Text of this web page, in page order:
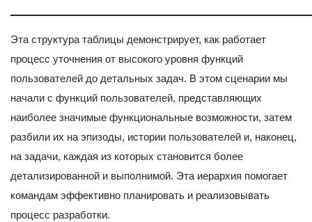
Эта структура таблицы демонстрирует, как работает
процесс уточнения от высокого уровня функций
пользователей до детальных задач. В этом сценарии мы
начали с функций пользователей, представляющих
наиболее значимые функциональные возможности, затем
разбили их на эпизоды, истории пользователей и, наконец,
на задачи, каждая из которых становится более
детализированной и выполнимой. Эта иерархия помогает
командам эффективно планировать и реализовывать
процесс разработки.